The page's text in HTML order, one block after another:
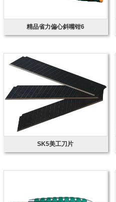
精品省力偏心斜嘴钳6
SK5美工刀片